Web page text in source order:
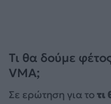
Τι θα δούμε
VMA;
Σε ερώτηση για το